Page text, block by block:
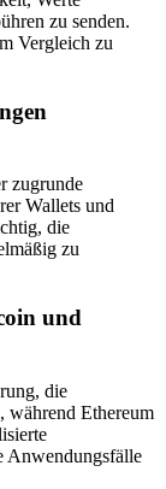
zu senden.
Vergleich zu
zugrunde
Wallets und
die
zu
und
die
während Ethereum
Anwendungsfälle